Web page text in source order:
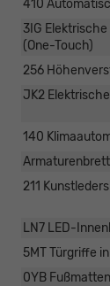
410
3IG
(One-Touch)
256
JK2
140
211
LN7 LED-
5MT Türgriffe
0YB Fußmatten